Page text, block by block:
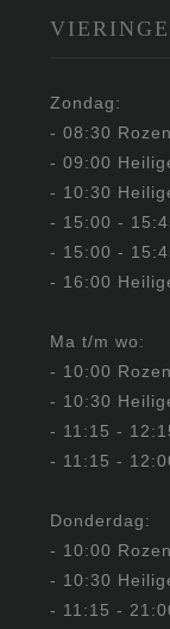
Zondag:
- 08:30
- 09:00
- 10:30
- 15:00 -
- 15:00 -
- 16:00
Ma t/m wo:
- 10:00
- 10:30
- 11:15 -
- 11:15 -
Donderdag:
- 10:00
- 10:30
- 11:15 -